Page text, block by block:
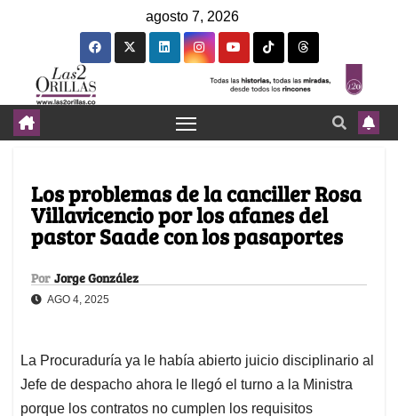
agosto 7, 2026
Los problemas de la canciller Rosa
Villavicencio por los afanes del
pastor Saade con los pasaportes
Por Jorge González
AGO 4, 2025
La Procuraduría ya le había abierto juicio disciplinario al
Jefe de despacho ahora le llegó el turno a la Ministra
porque los contratos no cumplen los requisitos